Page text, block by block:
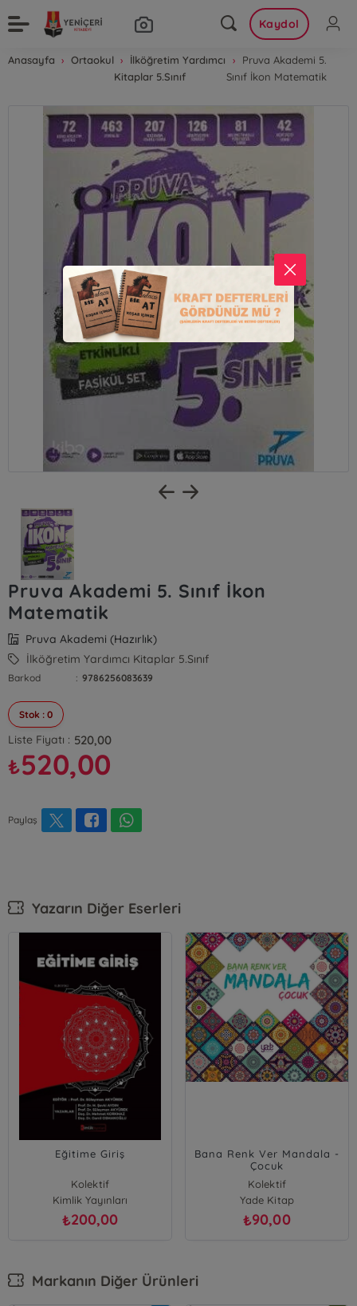
Kaydol
Anasayfa Ortaokul
İlköğretim Yardımcı
Kitaplar 5.Sınıf
Pruva Akademi 5.
Sınıf İkon Matematik
Pruva Akademi 5. Sınıf İkon
Matematik
Pruva Akademi (Hazırlık)
İlköğretim Yardımcı Kitaplar 5.Sınıf
Barkod : 9786256083639
Stok : 0
Liste Fiyatı : 520,00
₺520,00
Paylaş
Yazarın Diğer Eserleri
Eğitime Giriş
Kolektif
Kimlik Yayınları
₺200,00
Bana Renk Ver Mandala -
Çocuk
Kolektif
Yade Kitap
₺90,00
Markanın Diğer Ürünleri